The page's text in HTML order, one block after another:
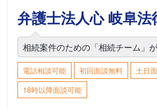
弁護士法人心 岐阜法
相続案件のための「相続チーム」
電話相談可能 初回面談無料
土日
18時以降面談可能